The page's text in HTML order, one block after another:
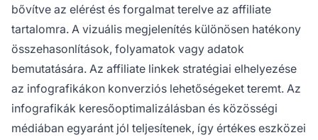
bővítve az elérést és forgalmat terelve az affiliate
tartalomra. A vizuális megjelenítés különösen hatékony
összehasonlítások, folyamatok vagy adatok
bemutatására. Az affiliate linkek stratégiai elhelyezése
az infografikákon konverziós lehetőségeket teremt. Az
infografikák keresőoptimalizálásban és közösségi
médiában egyaránt jól teljesítenek, így értékes eszközei